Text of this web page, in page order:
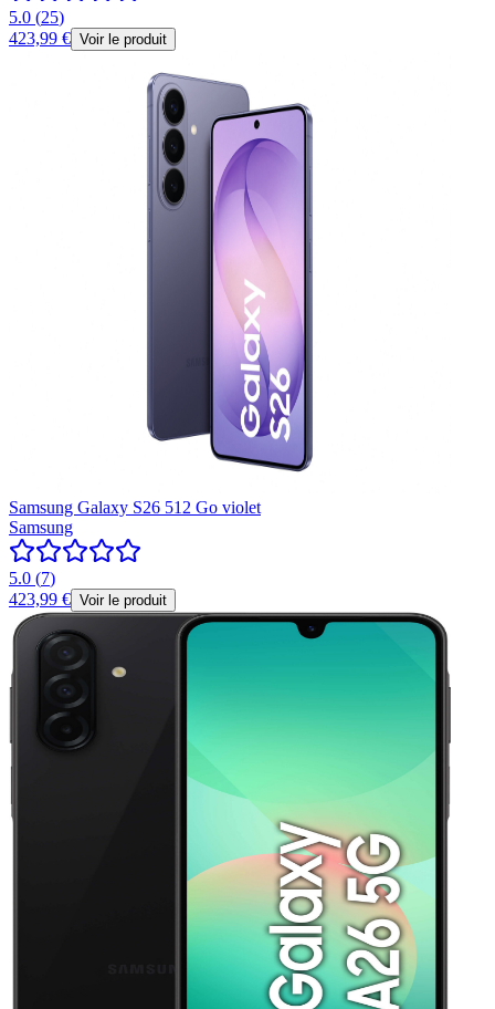
5.0 (25)
423,99 € Voir le produit
Samsung Galaxy S26 512 Go violet
Samsung
5.0 (7)
423,99 € Voir le produit